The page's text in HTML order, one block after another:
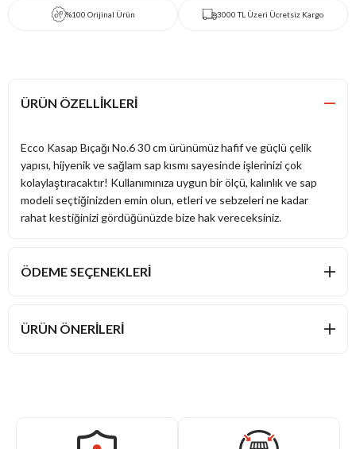
%100 Orijinal Ürün 3000 TL Üzeri Ücretsiz Kargo
ÜRÜN ÖZELLIKLERI
Ecco Kasap Bıçağı No.6 30 cm ürünümüz hafif ve güçlü çelik
yapısı, hijyenik ve sağlam sap kısmı sayesinde işlerinizi çok
kolaylaştıracaktır! Kullanımınıza uygun bir ölçü, kalınlık ve sap
modeli seçtiğinizden emin olun, etleri ve sebzeleri ne kadar
rahat kestiğinizi gördüğünüzde bize hak vereceksiniz.
ÖDEME SEÇENEKLERI
ÜRÜN ÖNERILERI